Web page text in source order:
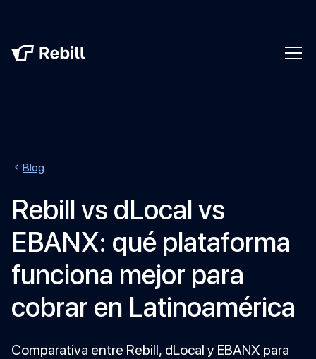
Blog
Rebill vs dLocal vs
EBANX: qué plataforma
funciona mejor para
cobrar en Latinoamérica
Comparativa entre Rebill, dLocal y EBANX para